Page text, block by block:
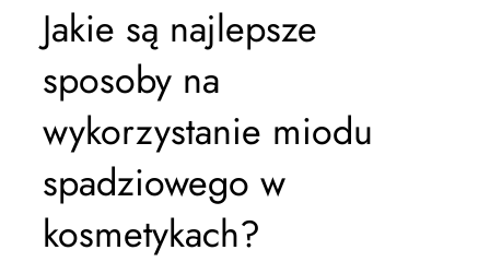
Jakie są najlepsze
sposoby na
wykorzystanie miodu
spadziowego w
kosmetykach?